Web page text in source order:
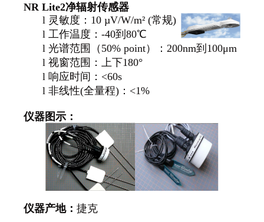
NR Lite2净辐射传感器
l 灵敏度：10 µV/W/m² (常规)
l 工作温度：-40到80℃
l 光谱范围（50% point）：200nm到100μm
l 视窗范围：上下180°
l 响应时间：<60s
l 非线性(全量程)：<1%
仪器图示：
仪器产地： 捷克